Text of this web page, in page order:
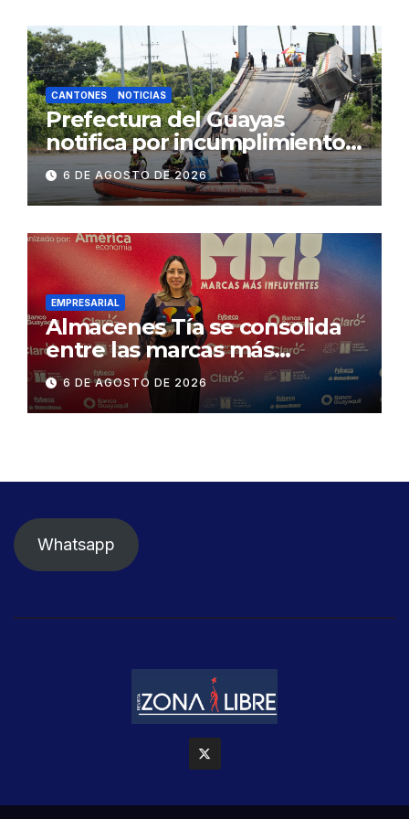
CANTONES NOTICIAS
Prefectura del Guayas
notifica por incumplimiento
contractual a la
Concesionaria CONORTE y
exige celeridad en
desmontaje del puente
Gonzalo Icaza Cornejo, en
Daule
6 DE AGOSTO DE 2026
EMPRESARIAL
Almacenes Tía se consolida
entre las marcas más
influyentes del Ecuador
6 DE AGOSTO DE 2026
Whatsapp